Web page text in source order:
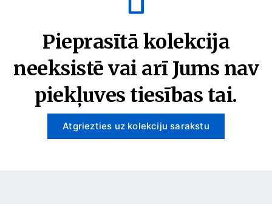
Pieprasītā kolekcija
neeksistē vai arī Jums nav
piekļuves tiesības tai.
Atgriezties uz kolekciju sarakstu